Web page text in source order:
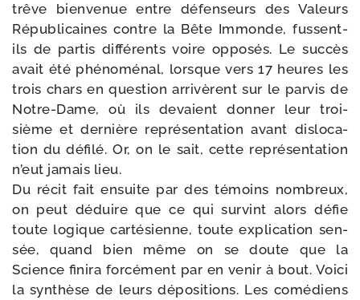
trêve bien­ve­nue entre défen­seurs des Valeurs
Républicaines contre la Bête Immonde, fussent-​
ils de par­tis dif­fé­rents voire oppo­sés. Le suc­cès
avait été phé­no­mé­nal, lorsque vers 17 heures les
trois chars en ques­tion arri­vèrent sur le par­vis de
Notre-​Dame, où ils devaient don­ner leur troi­
sième et der­nière repré­sen­ta­tion avant dis­lo­ca­
tion du défi­lé. Or, on le sait, cette repré­sen­ta­tion
n’eut jamais lieu.
Du récit fait ensuite par des témoins nom­breux,
on peut déduire que ce qui sur­vint alors défie
toute logique car­té­sienne, toute expli­ca­tion sen­
sée, quand bien même on se doute que la
Science fini­ra for­cé­ment par en venir à bout. Voici
la syn­thèse de leurs dépo­si­tions. Les comé­diens